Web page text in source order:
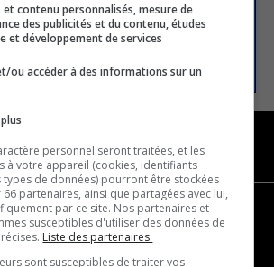
et contenu personnalisés, mesure de
des publicités et du contenu, études
et développement de services
ou accéder à des informations sur un
personnel seront traitées, et les
à votre appareil (cookies, identifiants
types de données) pourront être stockées
partenaires, ainsi que partagées avec lui,
par ce site. Nos partenaires et
susceptibles d'utiliser des données de
Liste des partenaires.
sont susceptibles de traiter vos